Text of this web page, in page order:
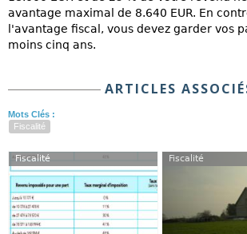
avantage maximal de 8.640 EUR. En
l'avantage fiscal, vous devez garder vos
moins cinq ans.
ARTICLES
Mots Clés :
Fiscalité
Fiscalité Fiscalité